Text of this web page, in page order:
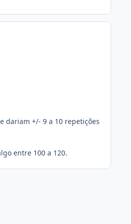
dariam +/- 9 a 10 repetições
entre 100 a 120.